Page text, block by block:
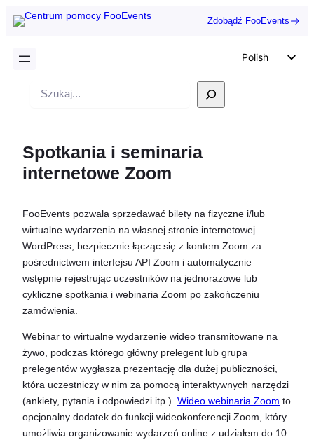
Zdobądź FooEvents
Polish
French
Czech
Greek
Wyszukiwanie
Spotkania i seminaria
internetowe Zoom
FooEvents pozwala sprzedawać bilety na fizyczne i/lub
wirtualne wydarzenia na własnej stronie internetowej
WordPress, bezpiecznie łącząc się z kontem Zoom za
pośrednictwem interfejsu API Zoom i automatycznie
wstępnie rejestrując uczestników na jednorazowe lub
cykliczne spotkania i webinaria Zoom po zakończeniu
zamówienia.
Webinar to wirtualne wydarzenie wideo transmitowane na
żywo, podczas którego główny prelegent lub grupa
prelegentów wygłasza prezentację dla dużej publiczności,
która uczestniczy w nim za pomocą interaktywnych narzędzi
(ankiety, pytania i odpowiedzi itp.). Wideo webinaria Zoom to
opcjonalny dodatek do funkcji wideokonferencji Zoom, który
umożliwia organizowanie wydarzeń online z udziałem do 10